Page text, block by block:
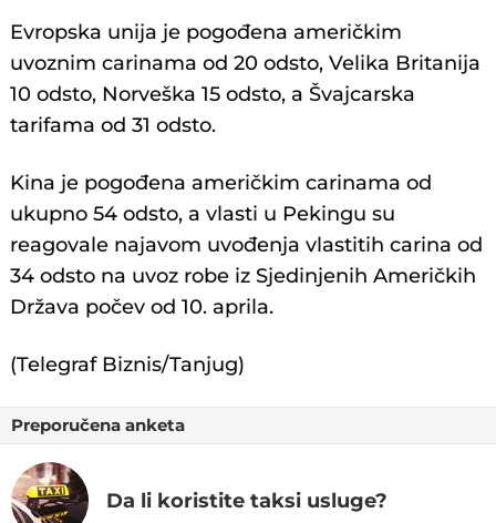
Evropska unija je pogođena američkim
uvoznim carinama od 20 odsto, Velika Britanija
10 odsto, Norveška 15 odsto, a Švajcarska
tarifama od 31 odsto.
Kina je pogođena američkim carinama od
ukupno 54 odsto, a vlasti u Pekingu su
reagovale najavom uvođenja vlastitih carina od
34 odsto na uvoz robe iz Sjedinjenih Američkih
Država počev od 10. aprila.
(Telegraf Biznis/Tanjug)
Preporučena anketa
Da li koristite taksi usluge?